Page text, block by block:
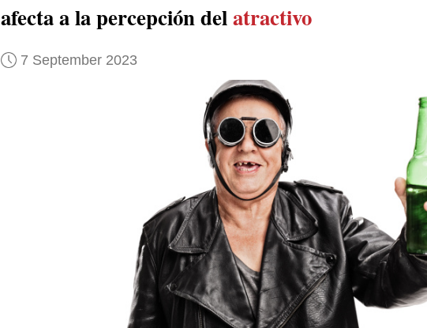
afecta a la percepción delatractivo
7 September 2023